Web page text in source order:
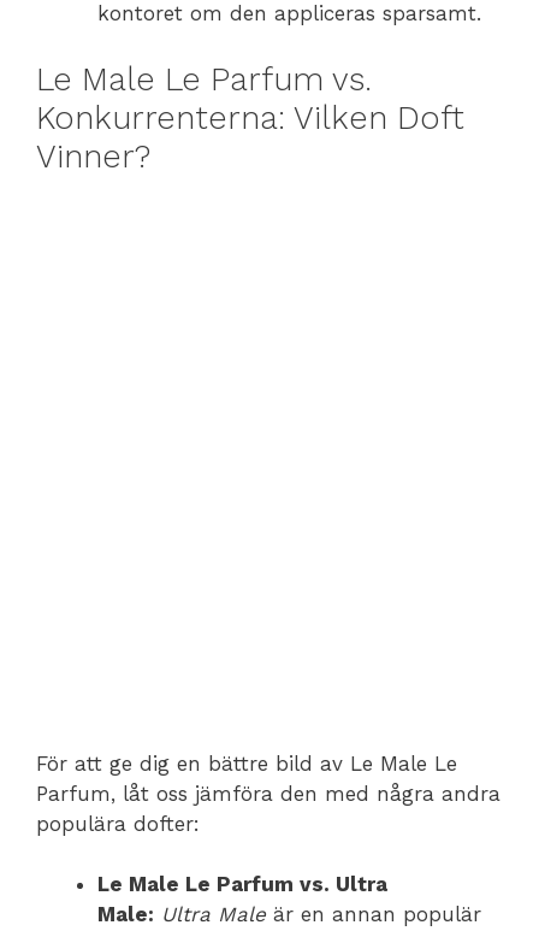
kontoret om den appliceras sparsamt.
Le Male Le Parfum vs.
Konkurrenterna: Vilken Doft
Vinner?
För att ge dig en bättre bild av Le Male Le
Parfum, låt oss jämföra den med några andra
populära dofter:
Le Male Le Parfum vs. Ultra
Male: Ultra Male är en annan populär